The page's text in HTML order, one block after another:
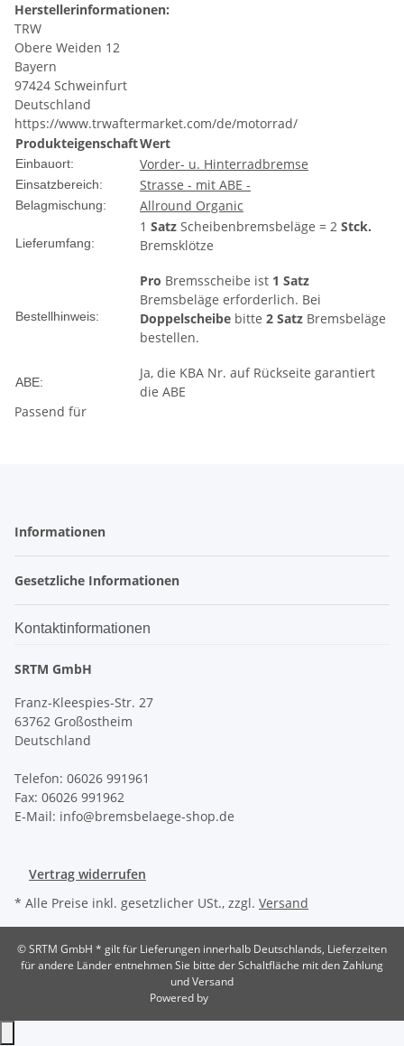
Herstellerinformationen:
TRW
Obere Weiden 12
Bayern
97424 Schweinfurt
Deutschland
https://www.trwaftermarket.com/de/motorrad/
ProdukteigenschaftWert
Einbauort: Vorder- u. Hinterradbremse
Einsatzbereich: Strasse - mit ABE -
Belagmischung: Allround Organic
Lieferumfang:
1 Satz Scheibenbremsbeläge = 2 Stck.
Bremsklötze
Bestellhinweis:
Pro Bremsscheibe ist 1 Satz
Bremsbeläge erforderlich. Bei
Doppelscheibe bitte 2 Satz Bremsbeläge
bestellen.
ABE:
Ja, die KBA Nr. auf Rückseite garantiert
die ABE
Passend für
Informationen
Gesetzliche Informationen
Kontaktinformationen
SRTM GmbH
Franz-Kleespies-Str. 27
63762 Großostheim
Deutschland
Telefon: 06026 991961
Fax: 06026 991962
E-Mail: info@bremsbelaege-shop.de
Vertrag widerrufen
* Alle Preise inkl. gesetzlicher USt., zzgl. Versand
© SRTM GmbH * gilt für Lieferungen innerhalb Deutschlands, Lieferzeiten
für andere Länder entnehmen Sie bitte der Schaltfläche mit den Zahlung
und Versand
Powered by